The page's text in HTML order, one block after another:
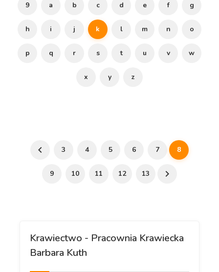
9 a b c d e f g
h i j k l m n o
p q r s t u v w
x y z
3 4 5 6 7 8
9 10 11 12 13
Krawiectwo - Pracownia Krawiecka
Barbara Kuth